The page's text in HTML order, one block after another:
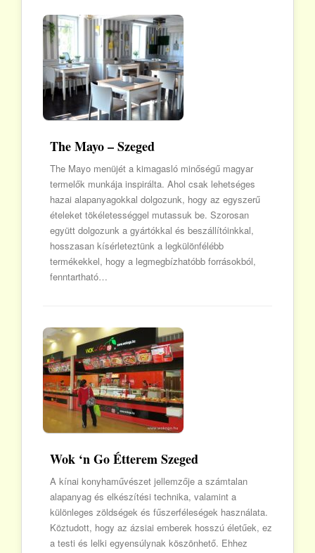
The Mayo – Szeged
The Mayo menüjét a kimagasló minőségű magyar
termelők munkája inspirálta. Ahol csak lehetséges
hazai alapanyagokkal dolgozunk, hogy az egyszerű
ételeket tökéletességgel mutassuk be. Szorosan
együtt dolgozunk a gyártókkal és beszállítóinkkal,
hosszasan kísérleteztünk a legkülönfélébb
termékekkel, hogy a legmegbízhatóbb forrásokból,
fenntartható…
Wok ‘n Go Étterem Szeged
A kínai konyhaművészet jellemzője a számtalan
alapanyag és elkészítési technika, valamint a
különleges zöldségek és fűszerféleségek használata.
Köztudott, hogy az ázsiai emberek hosszú életűek, ez
a testi és lelki egyensúlynak köszönhető. Ehhez